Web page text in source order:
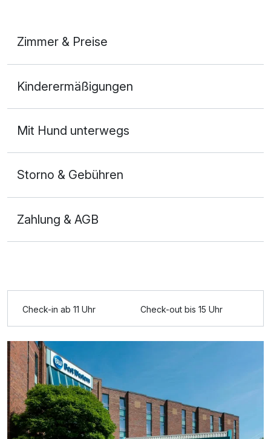
Zimmer & Preise
2 Erwachsene
Für 4 Tage
Kinderermäßigungen
Mit Hund unterwegs
Storno & Gebühren
Zahlung & AGB
Check-in ab 11 Uhr Check-out bis 15 Uhr